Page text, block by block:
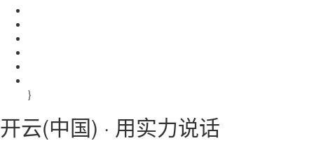
}
开云(中国) · 用实力说话